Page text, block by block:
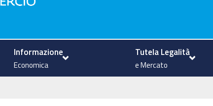
Informazione
Economica
Tutela Legalità
e Mercato